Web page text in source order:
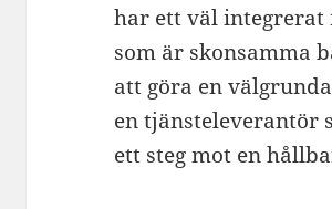
har ett väl integrerat
som är skonsamma
att göra en
en tjänsteleverantör
ett steg mot en